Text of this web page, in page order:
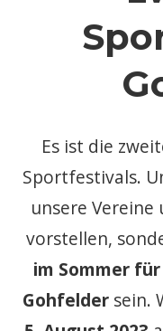
Es ist die
Sportfestivals.
unsere
vorstellen,
im Sommer
Gohfelder sein.